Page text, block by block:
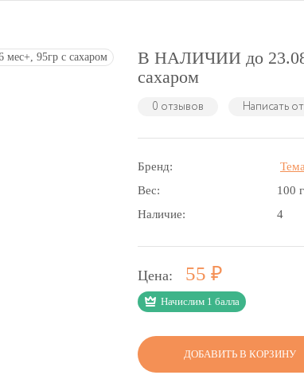
В НАЛИЧИИ до 23.08
сахаром
0 отзывов Написать
Бренд:
Тема
Вес:
100
Наличие:
4
Цена: 55
Начислим 1 балла
ДОБАВИТЬ В КОРЗИНУ